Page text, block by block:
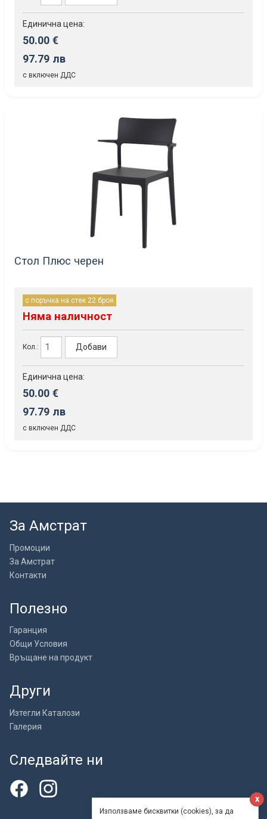
Използваме бисквитки (cookies), за да
x
Единична цена:
50.00 €
97.79 лв
с включен ДДС
Стол Плюс черен
с поръчка на стек 22 броя
Няма наличност
Кол.: Добави
Единична цена:
50.00 €
97.79 лв
с включен ДДС
За Амстрат
Промоции
За Амстрат
Контакти
Полезно
Гаранция
Общи Условия
Връщане на продукт
Други
Изтегли Каталози
Галерия
Следвайте ни